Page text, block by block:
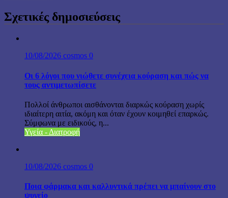
Σχετικές δημοσιεύσεις
10/08/2026 cosmos 0
Οι 6 λόγοι που νιώθετε συνέχεια κούραση και πώς να
τους αντιμετωπίσετε
Πολλοί άνθρωποι αισθάνονται διαρκώς κούραση χωρίς
ιδιαίτερη αιτία, ακόμη και όταν έχουν κοιμηθεί επαρκώς.
Σύμφωνα με ειδικούς, η...
Υγεία - Διατροφή
10/08/2026 cosmos 0
Ποια φάρμακα και καλλυντικά πρέπει να μπαίνουν στο
ψυγείο